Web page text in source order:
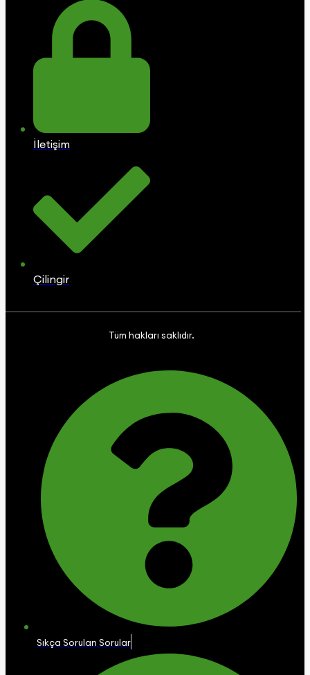
İletişim
Çilingir
Tüm hakları saklıdır.
Sıkça Sorulan Sorular